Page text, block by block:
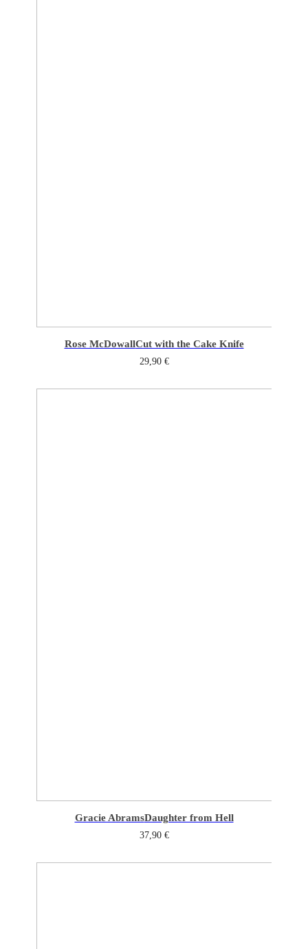
Rose McDowallCut with the Cake Knife
29,90 €
Gracie AbramsDaughter from Hell
37,90 €